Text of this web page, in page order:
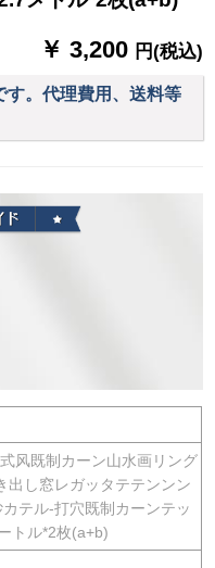
￥ 3,200 円(税込)
す。代理費用、送料等
风既制カーン山水画リング
出し窓レガッタテテンンン
テル-打穴既制カーンテッ
トル*2枚(a+b)